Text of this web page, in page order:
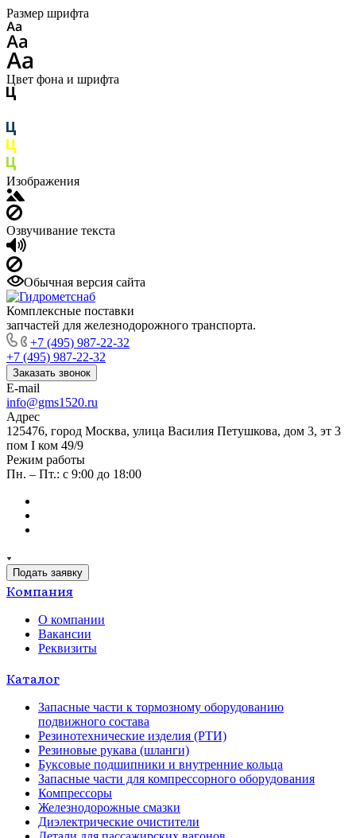
Размер шрифта
Цвет фона и шрифта
Изображения
Озвучивание текста
Обычная версия сайта
Комплексные поставки
запчастей для железнодорожного транспорта.
+7 (495) 987-22-32
+7 (495) 987-22-32
Заказать звонок
E-mail
info@gms1520.ru
Адрес
125476, город Москва, улица Василия Петушкова, дом 3, эт 3
пом I ком 49/9
Режим работы
Пн. – Пт.: с 9:00 до 18:00
Подать заявку
Компания
О компании
Вакансии
Реквизиты
Каталог
Запасные части к тормозному оборудованию
подвижного состава
Резинотехнические изделия (РТИ)
Резиновые рукава (шланги)
Буксовые подшипники и внутренние кольца
Запасные части для компрессорного оборудования
Компрессоры
Железнодорожные смазки
Диэлектрические очистители